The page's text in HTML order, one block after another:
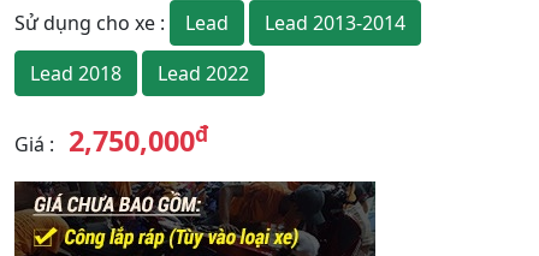
Sử dụng cho xe : Lead
Lead 2013-2014
Lead 2018
Lead 2022
Giá : 2,750,000đ